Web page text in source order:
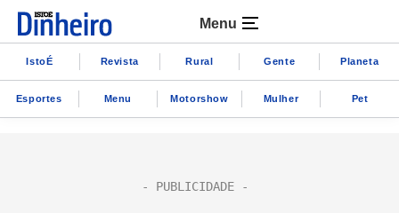
Menu
IstoÉ Revista Rural Gente Planeta
Esportes Menu Motorshow Mulher Pet